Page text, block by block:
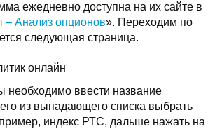
ежедневно доступна на их сайте в
– Анализ опционов». Переходим по
следующая страница.
необходимо ввести название
из выпадающего списка выбрать
индекс РТС, дальше нажать на